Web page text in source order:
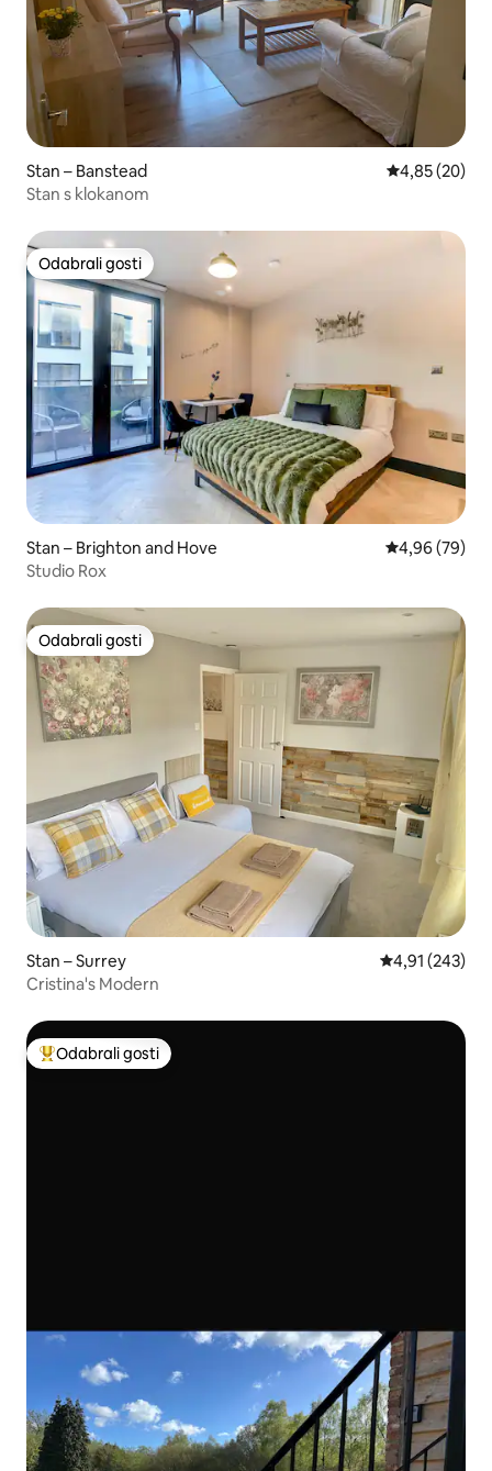
Stan – Banstead Prosječna
4,85 (20)
Stan s klokanom
Odabrali gosti
Odabrali gosti
Stan – Brighton and Hove Prosječna
4,96 (79)
Studio Rox
Odabrali gosti
Odabrali gosti
Stan – Surrey Prosječna
4,91 (243)
Cristina's Modern
Među najviše rangiranima s oznakom „Odabrali gosti”
Odabrali gosti